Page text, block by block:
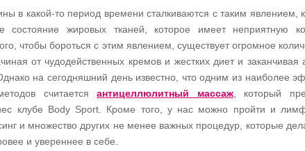
в какой-то период времени сталкиваются с таким явлением,
состояние жировых тканей, которое имеет неприятную
чтобы бороться с этим явлением, существует огромное
от чудодейственных кремов и жестких диет и заканчивая
на сегодняшний день известно, что одним из наиболее
считаетсяантицеллюлитный массаж, который
клубе Body Sport. Кроме того, у нас можно пройти и
и множество других не менее важных процедур, которые
и увереннее в себе.